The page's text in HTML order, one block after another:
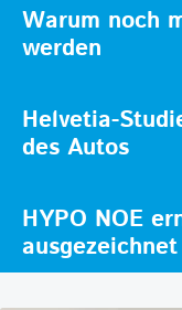
Warum noch
werden
Helvetia-
des Autos
HYPO NOE
ausgezeichnet